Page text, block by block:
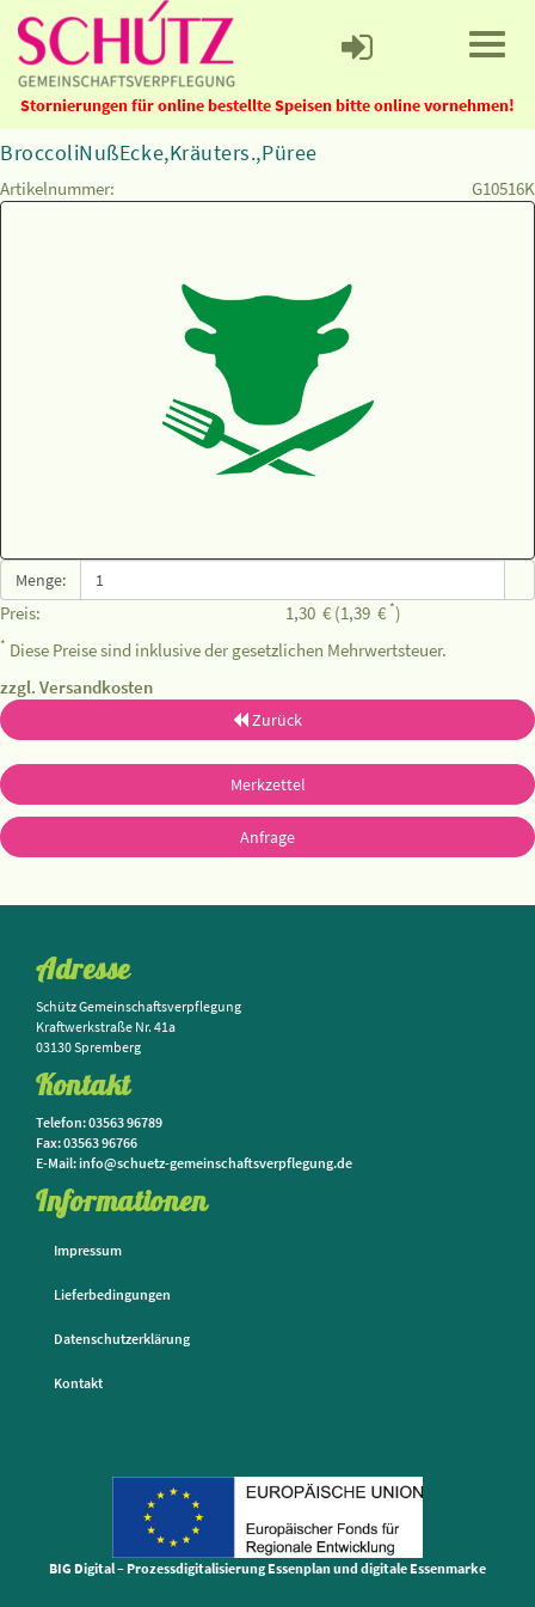
Stornierungen für online bestellte Speisen bitte online vornehmen!
BroccoliNußEcke,Kräuters.,Püree
Artikelnummer: G10516K
Menge:
Preis: 1,30 € (1,39 € *)
* Diese Preise sind inklusive der gesetzlichen Mehrwertsteuer.
zzgl. Versandkosten
Zurück
Merkzettel
Anfrage
Adresse
Schütz Gemeinschaftsverpflegung
Kraftwerkstraße Nr. 41a
03130 Spremberg
Kontakt
Telefon: 03563 96789
Fax: 03563 96766
E-Mail: info@schuetz-gemeinschaftsverpflegung.de
Informationen
Impressum
Lieferbedingungen
Datenschutzerklärung
Kontakt
BIG Digital – Prozessdigitalisierung Essenplan und digitale Essenmarke